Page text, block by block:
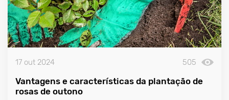
17 out 2024 505
Vantagens e características da plantação de
rosas de outono